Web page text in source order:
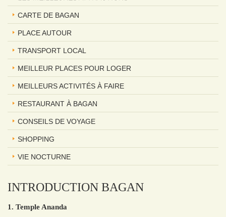
CARTE DE BAGAN
PLACE AUTOUR
TRANSPORT LOCAL
MEILLEUR PLACES POUR LOGER
MEILLEURS ACTIVITÉS À FAIRE
RESTAURANT À BAGAN
CONSEILS DE VOYAGE
SHOPPING
VIE NOCTURNE
INTRODUCTION BAGAN
1. Temple Ananda